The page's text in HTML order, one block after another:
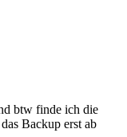
btw finde ich die
Backup erst ab